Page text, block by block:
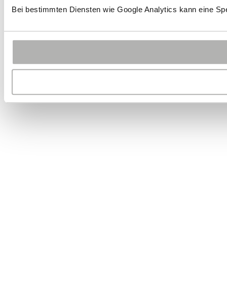
Bei bestimmten Diensten wie Google Analytics kann eine